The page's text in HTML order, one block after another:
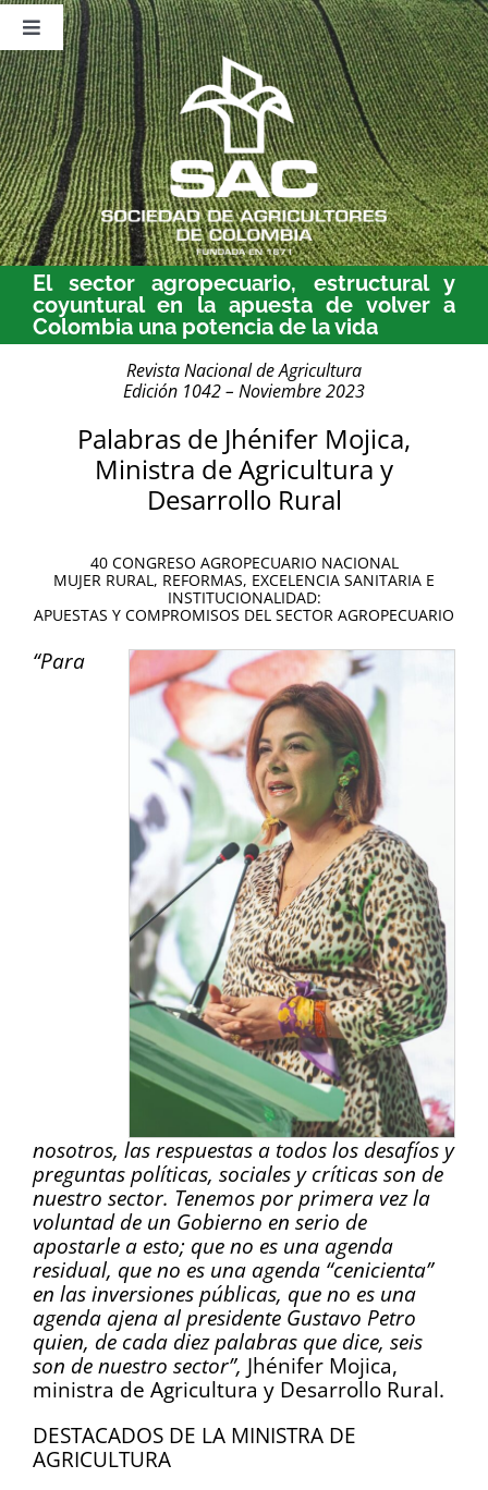
Saltar
contenido
Toggle
Navigation
Nosotros
Publicaciones
Sala de Prensa
Eventos
El sector agropecuario, estructural y
coyuntural en la apuesta de volver a
Colombia una potencia de la vida
Revista Nacional de Agricultura
Edición 1042 – Noviembre 2023
Palabras de Jhénifer Mojica,
Ministra de Agricultura y
Desarrollo Rural
40 CONGRESO AGROPECUARIO NACIONAL
MUJER RURAL, REFORMAS, EXCELENCIA SANITARIA E
INSTITUCIONALIDAD:
APUESTAS Y COMPROMISOS DEL SECTOR AGROPECUARIO
“Para
nosotros, las respuestas a todos los desafíos y
preguntas políticas, sociales y críticas son de
nuestro sector. Tenemos por primera vez la
voluntad de un Gobierno en serio de
apostarle a esto; que no es una agenda
residual, que no es una agenda “cenicienta”
en las inversiones públicas, que no es una
agenda ajena al presidente Gustavo Petro
quien, de cada diez palabras que dice, seis
son de nuestro sector”, Jhénifer Mojica,
ministra de Agricultura y Desarrollo Rural.
DESTACADOS DE LA MINISTRA DE
AGRICULTURA